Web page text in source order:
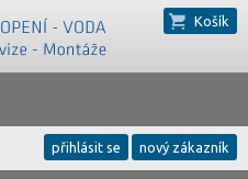
Košík
přihlásit se nový zákazník